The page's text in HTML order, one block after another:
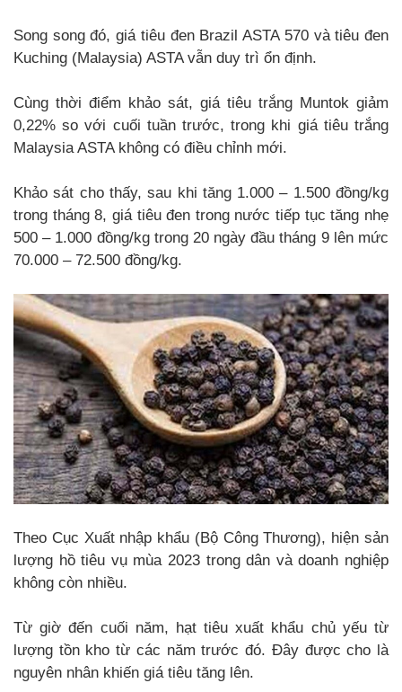
Song song đó, giá tiêu đen Brazil ASTA 570 và tiêu đen
Kuching (Malaysia) ASTA vẫn duy trì ổn định.
Cùng thời điểm khảo sát, giá tiêu trắng Muntok giảm
0,22% so với cuối tuần trước, trong khi giá tiêu trắng
Malaysia ASTA không có điều chỉnh mới.
Khảo sát cho thấy, sau khi tăng 1.000 – 1.500 đồng/kg
trong tháng 8, giá tiêu đen trong nước tiếp tục tăng nhẹ
500 – 1.000 đồng/kg trong 20 ngày đầu tháng 9 lên mức
70.000 – 72.500 đồng/kg.
Theo Cục Xuất nhập khẩu (Bộ Công Thương), hiện sản
lượng hồ tiêu vụ mùa 2023 trong dân và doanh nghiệp
không còn nhiều.
Từ giờ đến cuối năm, hạt tiêu xuất khẩu chủ yếu từ
lượng tồn kho từ các năm trước đó. Đây được cho là
nguyên nhân khiến giá tiêu tăng lên.